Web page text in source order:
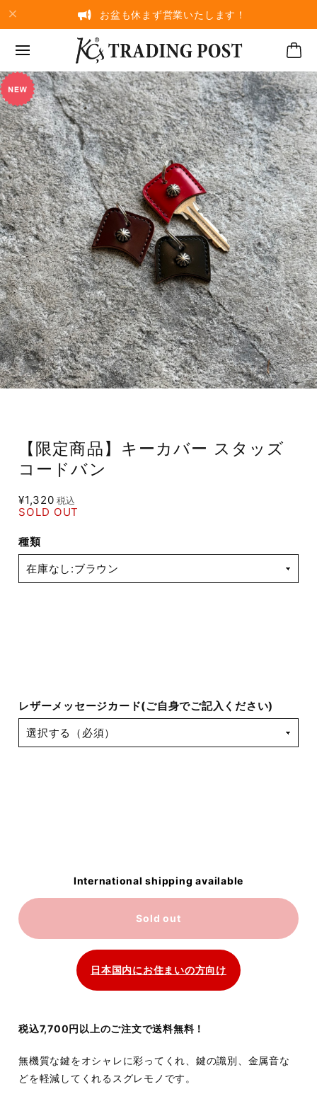
お盆も休まず営業いたします！
【限定商品】キーカバー スタッズ
コードバン
¥1,320 税込
SOLD OUT
種類
レザーメッセージカード(ご自身でご記入ください)
International shipping available
Sold out
日本国内にお住まいの方向け
税込7,700円以上のご注文で送料無料！
無機質な鍵をオシャレに彩ってくれ、鍵の識別、金属音な
どを軽減してくれるスグレモノです。